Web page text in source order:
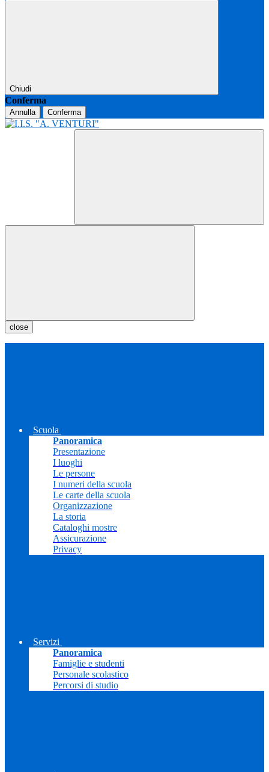
Chiudi
Conferma
Annulla Conferma
close
Scuola
Panoramica
Presentazione
I luoghi
Le persone
I numeri della scuola
Le carte della scuola
Organizzazione
La storia
Cataloghi mostre
Assicurazione
Privacy
Servizi
Panoramica
Famiglie e studenti
Personale scolastico
Percorsi di studio